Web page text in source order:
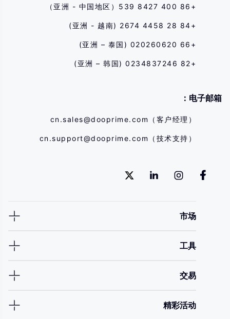
+86 400 8427 539（亚洲 - 中国地区）
+84 28 4458 2674 (亚洲 - 越南)
+66 020260620 (亚洲 – 泰国)
+82 0234837246 (亚洲 – 韩国)
电子邮箱：
cn.sales@dooprime.com （客户经理）
cn.support@dooprime.com （技术支持）
市场
工具
交易
精彩活动